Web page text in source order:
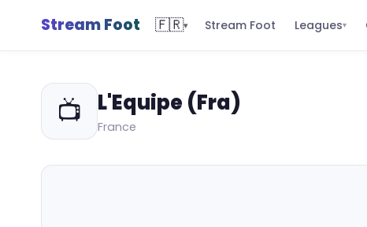
Stream Foot 🇫🇷▾ Stream Foot Leagues▾
📺 L'Equipe (Fra)
France